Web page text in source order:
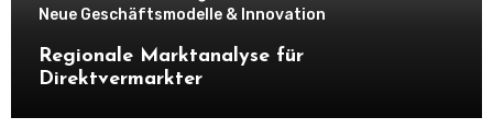
Neue Geschäftsmodelle & Innovation
Regionale Marktanalyse für
Direktvermarkter